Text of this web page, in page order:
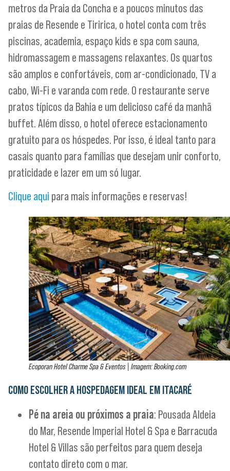
metros da Praia da Concha e a poucos minutos das
praias de Resende e Tiririca, o hotel conta com três
piscinas, academia, espaço kids e spa com sauna,
hidromassagem e massagens relaxantes. Os quartos
são amplos e confortáveis, com ar-condicionado, TV a
cabo, Wi-Fi e varanda com rede. O restaurante serve
pratos típicos da Bahia e um delicioso café da manhã
buffet. Além disso, o hotel oferece estacionamento
gratuito para os hóspedes. Por isso, é ideal tanto para
casais quanto para famílias que desejam unir conforto,
praticidade e lazer em um só lugar.
Clique aqui para mais informações e reservas!
Ecoporan Hotel Charme Spa & Eventos | Imagem: Booking.com
COMO ESCOLHER A HOSPEDAGEM IDEAL EM ITACARÉ
Pé na areia ou próximos a praia: Pousada Aldeia
do Mar, Resende Imperial Hotel & Spa e Barracuda
Hotel & Villas são perfeitos para quem deseja
contato direto com o mar.